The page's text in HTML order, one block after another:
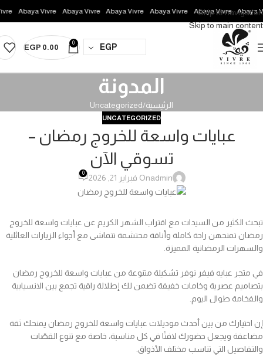
Skip to navigation
Skip to main content
Abaya Vivre Abaya Vivre Abaya Vivre Abaya Vivre Abaya Vivre Abaya
EGP
0
EGP 0.00
المدونة
الرئيسية Uncategorized
UNCATEGORIZED
عبايات واسعة للخروج رمضان –
تسوقي الآن
adminOn فبراير 21, 2026 0
تبحث الكثير من السيدات مع اقتراب الشهر الكريم عن عبايات واسعة للخروج
رمضان تمنحهن راحة كاملة وأناقة محتشمة تتماشى مع أجواء الزيارات العائلية
والسهرات الرمضانية المميزة.
في متجر عبايه فيفر نوفر تشكيلة متنوعة من عبايات واسعة للخروج رمضان
بتصاميم عصرية وخامات خفيفة تضمن لك إطلالة راقية تجمع بين الانسيابية
والفخامة طوال اليوم.
إن اختيارك من بين أحدث موديلات عبايات واسعة للخروج رمضان يمنحك ثقة
مضاعفة ويجعل حضورك لافتًا في كل مناسبة، خاصة مع تنوع القصّات
والتفاصيل التي تناسب مختلف الأذواق.